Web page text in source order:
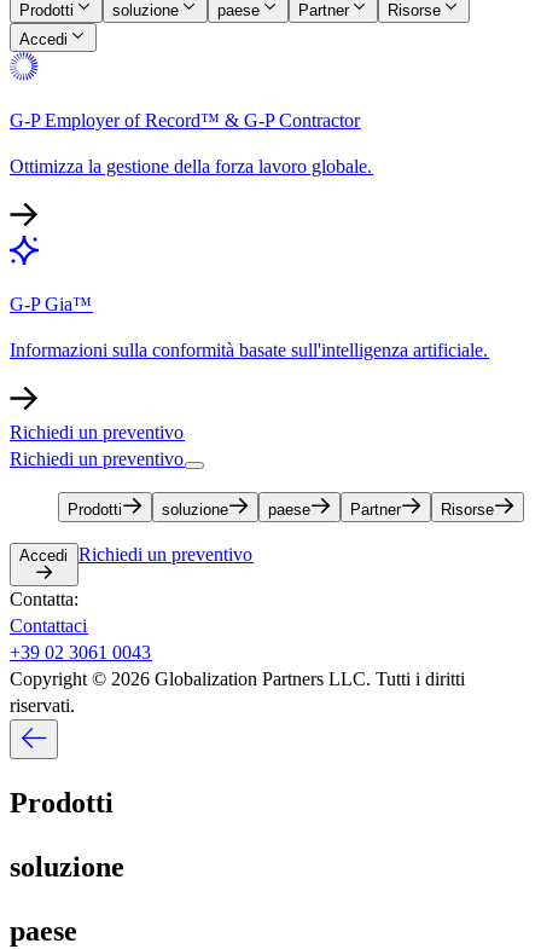
Prodotti​​ soluzione​​ paese​​ Partner​​
Risorse​​
Accedi​​
G-P Employer of Record™ & G-P Contractor​​
Ottimizza la gestione della forza lavoro globale.​​
G-P Gia™​​
Informazioni sulla conformità basate sull'intelligenza artificiale.​​
Richiedi un preventivo​​
Richiedi un preventivo​​
Prodotti​​ soluzione​​ paese​​ Partner​​ Risorse​​
Accedi​​ Richiedi un preventivo​​
Contatta:​​
Contattaci​​
+39 02 3061 0043​​
Copyright © 2026 Globalization Partners LLC. Tutti i diritti
riservati.​​
Prodotti​​
soluzione​​
paese​​